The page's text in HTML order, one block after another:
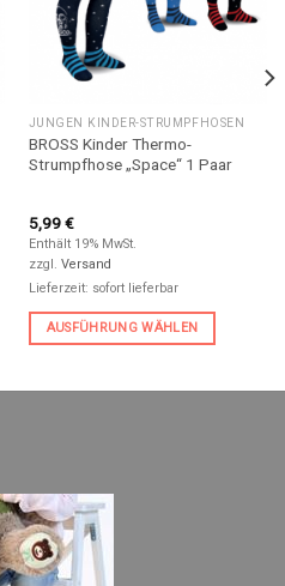
JUNGEN KINDER-STRUMPFHOSEN
BROSS Kinder Thermo-
Strumpfhose „Space“ 1 Paar
5,99€
Enthält 19% MwSt.
zzgl. Versand
Lieferzeit: sofort lieferbar
AUSFÜHRUNG WÄHLEN